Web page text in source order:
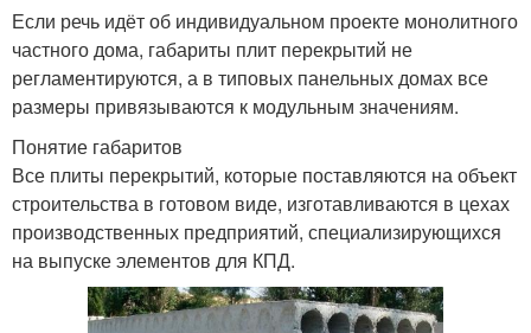
Если речь идёт об индивидуальном проекте монолитного
частного дома, габариты плит перекрытий не
регламентируются, а в типовых панельных домах все
размеры привязываются к модульным значениям.
Понятие габаритов
Все плиты перекрытий, которые поставляются на объект
строительства в готовом виде, изготавливаются в цехах
производственных предприятий, специализирующихся
на выпуске элементов для КПД.